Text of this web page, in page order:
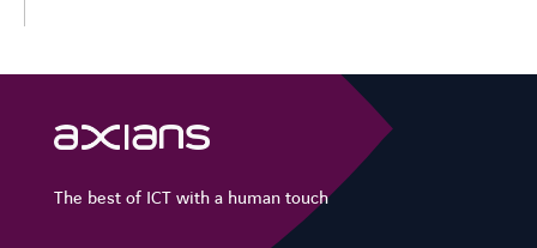
The best of ICT with a human touch